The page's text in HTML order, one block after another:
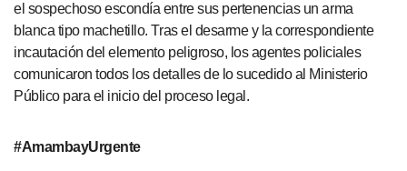
el sospechoso escondía entre sus pertenencias un arma
blanca tipo machetillo. Tras el desarme y la correspondiente
incautación del elemento peligroso, los agentes policiales
comunicaron todos los detalles de lo sucedido al Ministerio
Público para el inicio del proceso legal.
#AmambayUrgente